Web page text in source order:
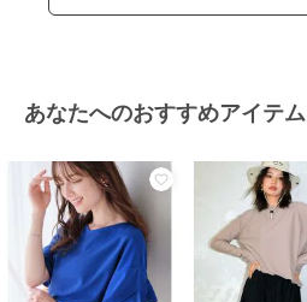
あなたへのおすすめアイテム